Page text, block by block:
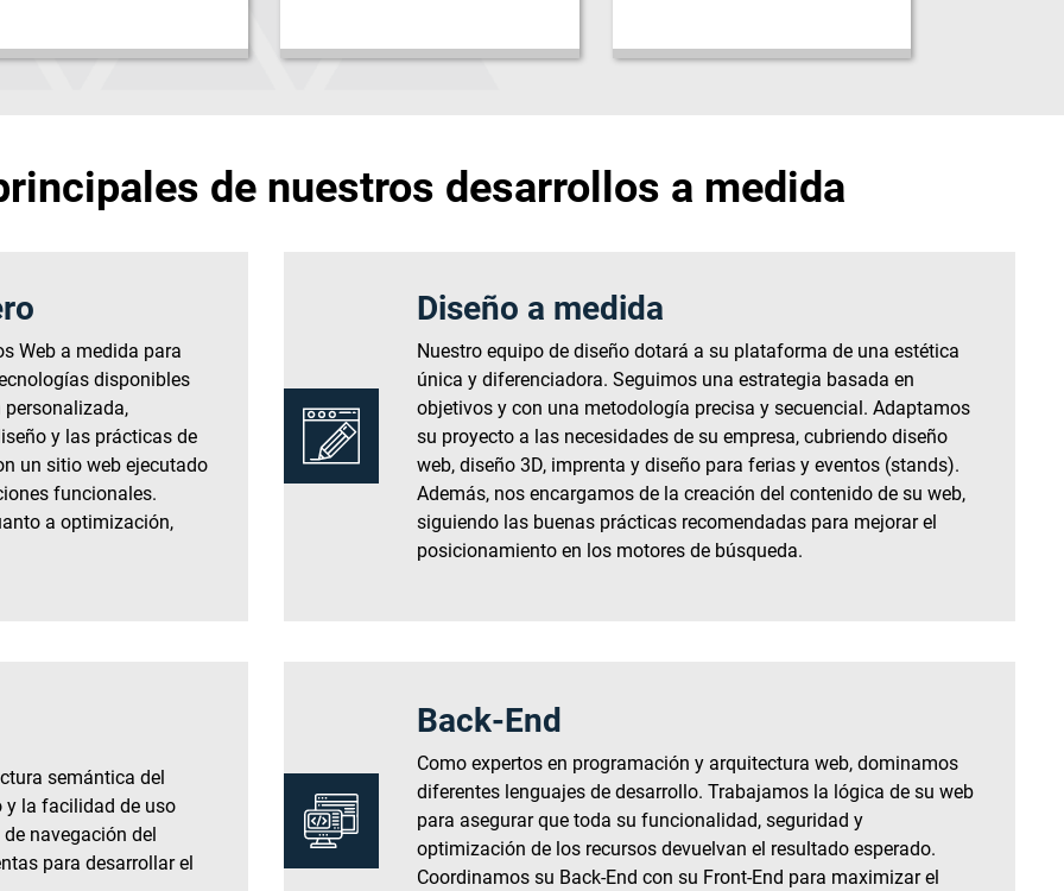
de nuestros desarrollos a medida
Web a medida para
disponibles
y las prácticas de
un sitio web ejecutado
funcionales.
a optimización,
Diseño a medida
Nuestro equipo de diseño dotará a su plataforma de una estética
única y diferenciadora. Seguimos una estrategia basada en
objetivos y con una metodología precisa y secuencial. Adaptamos
su proyecto a las necesidades de su empresa, cubriendo diseño
web, diseño 3D, imprenta y diseño para ferias y eventos (stands).
Además, nos encargamos de la creación del contenido de su web,
siguiendo las buenas prácticas recomendadas para mejorar el
posicionamiento en los motores de búsqueda.
semántica del
y la facilidad de uso
navegación del
para desarrollar el
Back-End
Como expertos en programación y arquitectura web, dominamos
diferentes lenguajes de desarrollo. Trabajamos la lógica de su web
para asegurar que toda su funcionalidad, seguridad y
optimización de los recursos devuelvan el resultado esperado.
Coordinamos su Back-End con su Front-End para maximizar el